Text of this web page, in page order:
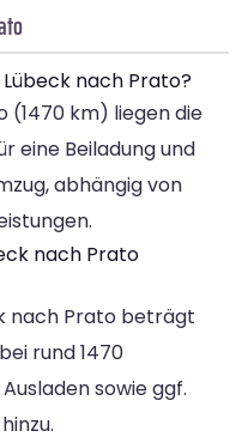
nach Prato?
(1470 km) liegen die
eine Beiladung und
abhängig von
nach Prato
nach Prato beträgt
rund 1470
sowie ggf.